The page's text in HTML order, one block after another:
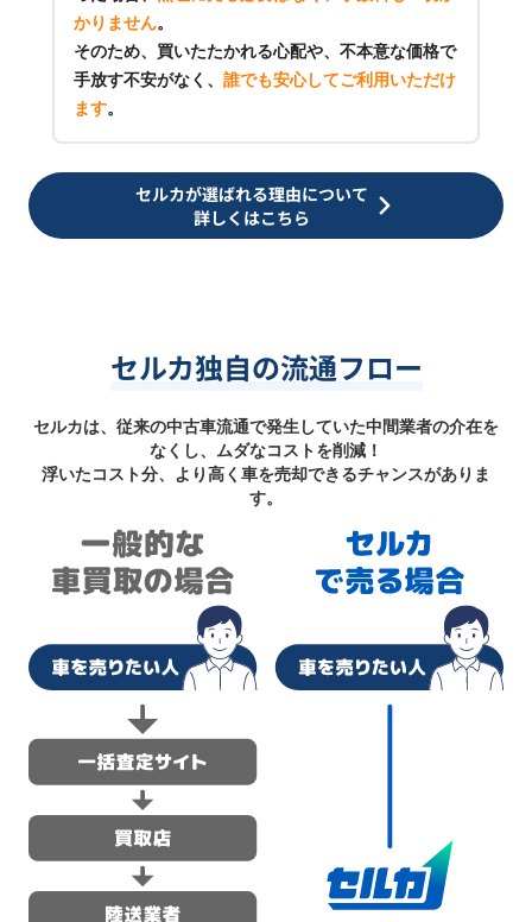
かりません。
そのため、買いたたかれる心配や、不本意な価格で
手放す不安がなく、 誰でも安心してご利用いただけ
ます。
セルカが選ばれる理由について
詳しくはこちら
セルカ独自の流通フロー
セルカは、従来の中古車流通で発生していた中間業者の介在を
なくし、ムダなコストを削減！
浮いたコスト分、より高く車を売却できるチャンスがありま
す。